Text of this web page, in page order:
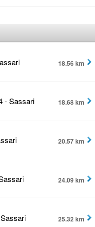
18.56 km
- Sassari
18.68 km
20.57 km
24.09 km
25.32 km